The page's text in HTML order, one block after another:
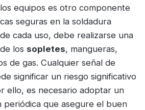
equipos es otro componente
seguras en la soldadura
cada uso, debe realizarse una
los sopletes, mangueras,
de gas. Cualquier señal de
significar un riesgo significativo
ello, es necesario adoptar un
periódica que asegure el buen